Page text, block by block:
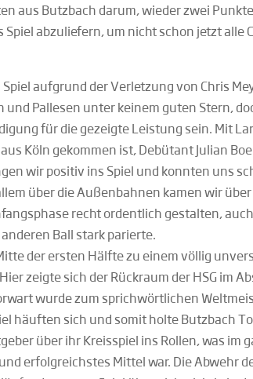
aus Butzbach darum, wieder zwei
Spiel abzuliefern, um nicht schon jetzt alle
aufgrund der Verletzung von Chris
und Pallesen unter keinem guten Stern,
für die gezeigte Leistung sein. Mit
Köln gekommen ist, Debütant Julian
wir positiv ins Spiel und konnten uns
über die Außenbahnen kamen wir
recht ordentlich gestalten,
Ball stark parierte.
der ersten Hälfte zu einem völlig
zeigte sich der Rückraum der HSG im
wurde zum sprichwörtlichen
häuften sich und somit holte Butzbach
über ihr Kreisspiel ins Rollen, was im
erfolgreichstes Mittel war. Die Abwehr